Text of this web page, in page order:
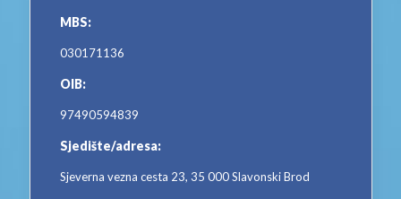
MBS:
030171136
OIB:
97490594839
Sjedište/adresa:
Sjeverna vezna cesta 23, 35 000 Slavonski Brod